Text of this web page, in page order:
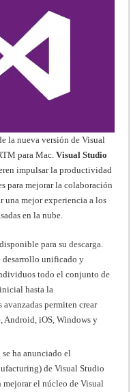
la nueva versión de Visual
para Mac.Visual Studio
impulsar la productividad
para mejorar la colaboración
una mejor experiencia a los
en la nube.
para sudescarga.
desarrollo unificado y
todo el conjunto de
hasta la
permiten crear
Android, iOS, Windows y
se ha anunciado el
de Visual Studio
mejorar el núcleo de Visual